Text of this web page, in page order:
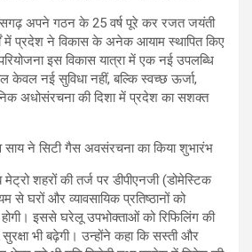
अपने गठन के 25 वर्ष पूरे कर रजत जयंती
में प्रदेश ने विकास के अनेक आयाम स्थापित किए
इस विकास यात्रा में एक नई उपलब्धि
केवल नई सुविधा नहीं, बल्कि स्वच्छ ऊर्जा,
अधोसंरचना की दिशा में प्रदेश का सशक्त
शहरों की तर्ज पर डीपीएनजी (डोमेस्टिक
से घरों और व्यावसायिक प्रतिष्ठानों को
इससे घरेलू उपभोक्ताओं को रिफिलिंग की
भी बढ़ेगी। उन्होंने कहा कि सस्ती और